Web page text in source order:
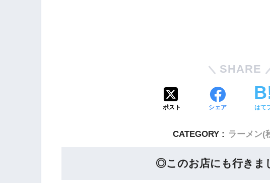
SHARE
ポスト シェア はて
CATEGORY : ラーメン(
◎このお店にも行きま